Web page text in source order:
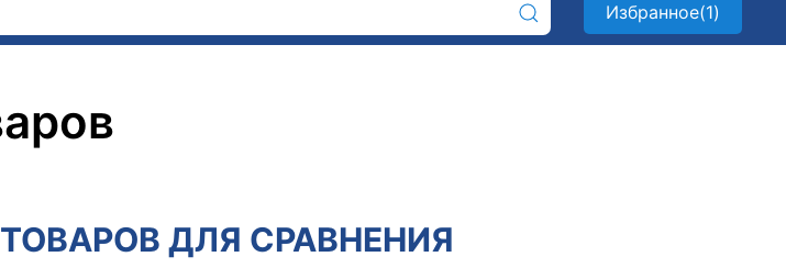
Избранное(1)
ДЛЯ СРАВНЕНИЯ